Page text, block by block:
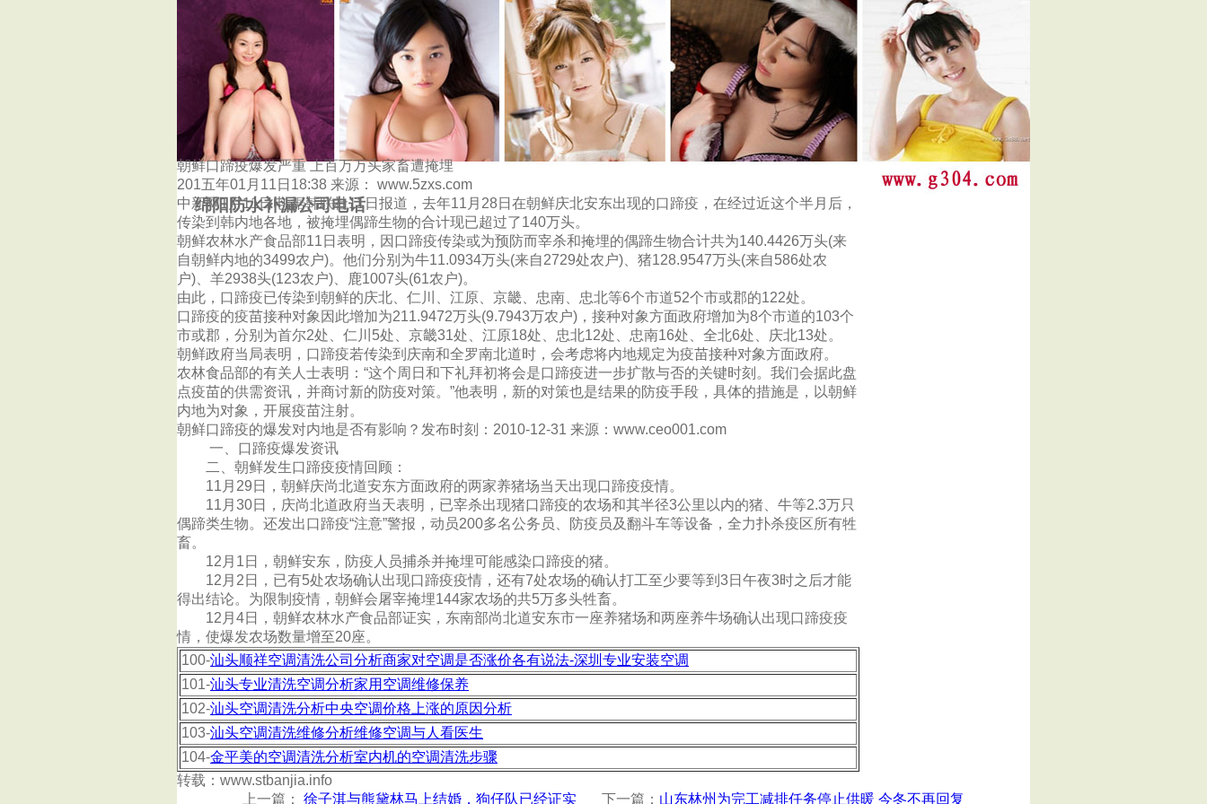
绵阳防水补漏公司电话
杭州泰鑫防水补漏公司
朝鲜口蹄疫爆发严重 上百万万头家畜遭掩埋
201五年01月11日18:38 来源： www.5zxs.com
中新网1月11日电 据韩联社11日报道，去年11月28日在朝鲜庆北安东出现的口蹄疫，在经过近这个半月后，
传染到韩内地各地，被掩埋偶蹄生物的合计现已超过了140万头。
朝鲜农林水产食品部11日表明，因口蹄疫传染或为预防而宰杀和掩埋的偶蹄生物合计共为140.4426万头(来
自朝鲜内地的3499农户)。他们分别为牛11.0934万头(来自2729处农户)、猪128.9547万头(来自586处农
户)、羊2938头(123农户)、鹿1007头(61农户)。
由此，口蹄疫已传染到朝鲜的庆北、仁川、江原、京畿、忠南、忠北等6个市道52个市或郡的122处。
口蹄疫的疫苗接种对象因此增加为211.9472万头(9.7943万农户)，接种对象方面政府增加为8个市道的103个
市或郡，分别为首尔2处、仁川5处、京畿31处、江原18处、忠北12处、忠南16处、全北6处、庆北13处。
朝鲜政府当局表明，口蹄疫若传染到庆南和全罗南北道时，会考虑将内地规定为疫苗接种对象方面政府。
农林食品部的有关人士表明：“这个周日和下礼拜初将会是口蹄疫进一步扩散与否的关键时刻。我们会据此盘
点疫苗的供需资讯，并商讨新的防疫对策。”他表明，新的对策也是结果的防疫手段，具体的措施是，以朝鲜
内地为对象，开展疫苗注射。
朝鲜口蹄疫的爆发对内地是否有影响？发布时刻：2010-12-31 来源：www.ceo001.com
一、口蹄疫爆发资讯
二、朝鲜发生口蹄疫疫情回顾：
11月29日，朝鲜庆尚北道安东方面政府的两家养猪场当天出现口蹄疫疫情。
11月30日，庆尚北道政府当天表明，已宰杀出现猪口蹄疫的农场和其半径3公里以内的猪、牛等2.3万只
偶蹄类生物。还发出口蹄疫“注意”警报，动员200多名公务员、防疫员及翻斗车等设备，全力扑杀疫区所有牲
畜。
12月1日，朝鲜安东，防疫人员捕杀并掩埋可能感染口蹄疫的猪。
12月2日，已有5处农场确认出现口蹄疫疫情，还有7处农场的确认打工至少要等到3日午夜3时之后才能
得出结论。为限制疫情，朝鲜会屠宰掩埋144家农场的共5万多头牲畜。
12月4日，朝鲜农林水产食品部证实，东南部尚北道安东市一座养猪场和两座养牛场确认出现口蹄疫疫
情，使爆发农场数量增至20座。
100-汕头顺祥空调清洗公司分析商家对空调是否涨价各有说法-深圳专业安装空调
101-汕头专业清洗空调分析家用空调维修保养
102-汕头空调清洗分析中央空调价格上涨的原因分析
103-汕头空调清洗维修分析维修空调与人看医生
104-金平美的空调清洗分析室内机的空调清洗步骤
转载：www.stbanjia.info
上一篇： 徐子淇与熊黛林马上结婚，狗仔队已经证实 下一篇： 山东林州为完工减排任务停止供暖 今冬不再回复